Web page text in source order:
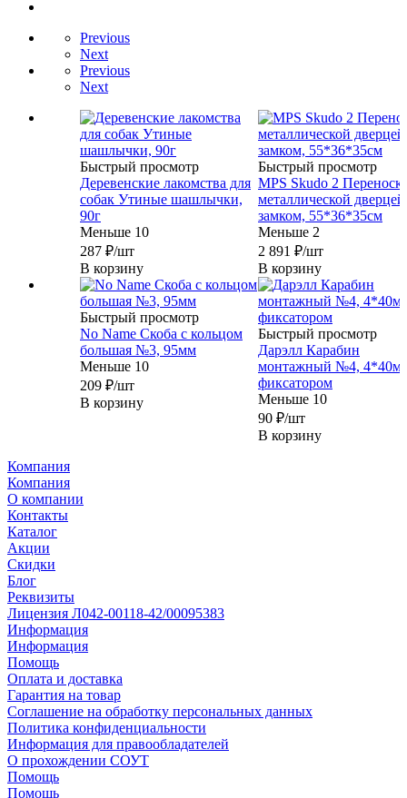
Previous
Next
Previous
Next
Быстрый просмотр
Деревенские лакомства для
собак Утиные шашлычки,
90г
Меньше 10
287 ₽/шт
В корзину
Быстрый просмотр
MPS Skudo 2
металлической
замком, 55*36*35см
Меньше 2
2 891 ₽/шт
В корзину
Быстрый просмотр
No Name Скоба с кольцом
большая №3, 95мм
Меньше 10
209 ₽/шт
В корзину
Быстрый просмотр
Дарэлл Карабин
монтажный №4,
фиксатором
Меньше 10
90 ₽/шт
В корзину
Компания
Компания
О компании
Контакты
Каталог
Акции
Скидки
Блог
Реквизиты
Лицензия Л042-00118-42/00095383
Информация
Информация
Помощь
Оплата и доставка
Гарантия на товар
Соглашение на обработку персональных данных
Политика конфиденциальности
Информация для правообладателей
О прохождении СОУТ
Помощь
Помощь